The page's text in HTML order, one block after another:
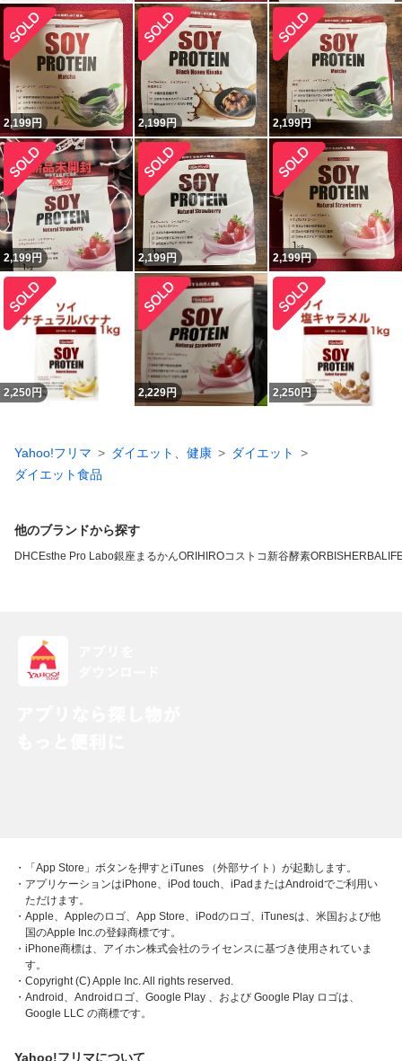
2,199円 2,199円 2,199円
2,199円 2,199円 2,199円
2,250 円 2,229円 2,250 円
Yahoo!フリマ ダイエット、健康
ダイエット
ダイエット食品
他のブランドから探す
DHC Esthe Pro Labo銀座まるかんORIHIROコストコ新谷酵素ORBIS
・「App Store」ボタンを押すとiTunes （外部サイト）が起動します。
・アプリケーションはiPhone、iPod touch、iPadまたはAndroidでご利用い
ただけます。
・Apple、Appleのロゴ、App Store、iPodのロゴ、iTunesは、米国および他
国のApple Inc.の登録商標です。
・iPhone商標は、アイホン株式会社のライセンスに基づき使用されていま
す。
・Copyright (C) Apple Inc. All rights reserved.
・Android、Androidロゴ、Google Play 、および Google Play ロゴは、
Google LLC の商標です。
Yahoo!フリマについて